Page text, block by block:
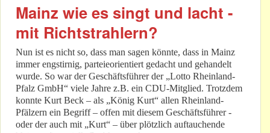
Mainz wie es singt und lacht -
mit Richtstrahlern?
Nun ist es nicht so, dass man sagen könnte, dass in Mainz
immer engstirnig, parteieorientiert gedacht und gehandelt
wurde. So war der Geschäftsführer der „Lotto Rheinland-
Pfalz GmbH“ viele Jahre z.B. ein CDU-Mitglied. Trotzdem
konnte Kurt Beck – als „König Kurt“ allen Rheinland-
Pfälzern ein Begriff – offen mit diesem Geschäftsführer -
oder der auch mit „Kurt“ – über plötzlich auftauchende